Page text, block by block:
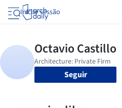
Iniciar sessão
Seguir